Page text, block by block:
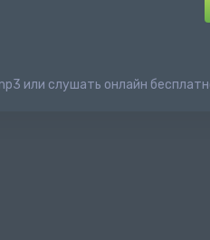
или слушать онлайн